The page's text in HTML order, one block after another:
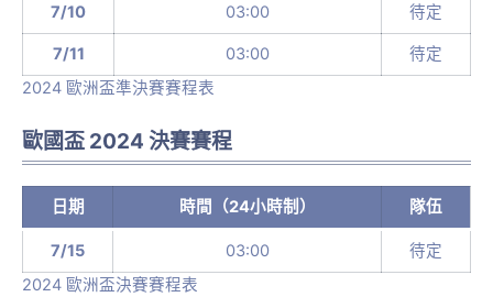
7/10 03:00 待定
7/11 03:00
待定
2024 歐洲盃準決賽賽程表
歐國盃 2024 決賽賽程
日期 時間（24小時制） 隊伍
7/15 03:00
待定
2024 歐洲盃決賽賽程表